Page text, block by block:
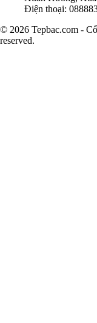
Điện thoại:
© 2026 Tepbac.com -
reserved.